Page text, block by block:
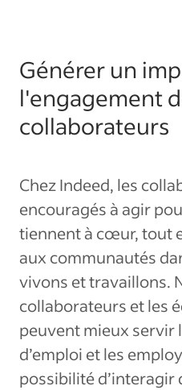
Générer un
l'engagement
collaborateurs
Chez Indeed, les
encouragés à agir
tiennent à cœur, tout
aux communautés
vivons et travaillons.
collaborateurs et les
peuvent mieux servir
d’emploi et les
possibilité d’interagir